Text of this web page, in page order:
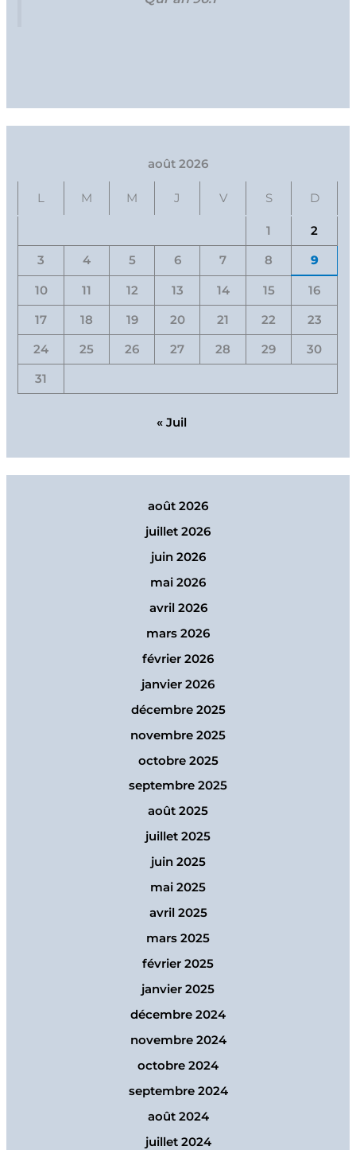
août 2026
L M M J V S D
1 2
3 4 5 6 7 8 9
10 11 12 13 14 15 16
17 18 19 20 21 22 23
24 25 26 27 28 29 30
31
« Juil
août 2026
juillet 2026
juin 2026
mai 2026
avril 2026
mars 2026
février 2026
janvier 2026
décembre 2025
novembre 2025
octobre 2025
septembre 2025
août 2025
juillet 2025
juin 2025
mai 2025
avril 2025
mars 2025
février 2025
janvier 2025
décembre 2024
novembre 2024
octobre 2024
septembre 2024
août 2024
juillet 2024